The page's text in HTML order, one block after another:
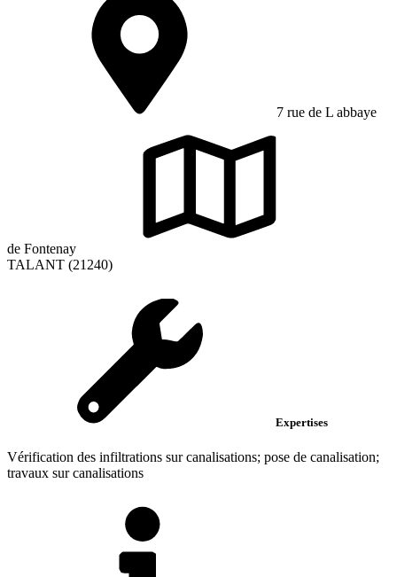
7 rue de L abbaye
de Fontenay
TALANT (21240)
Expertises
Vérification des infiltrations sur canalisations; pose de canalisation;
travaux sur canalisations